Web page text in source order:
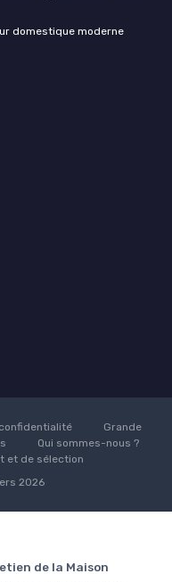
domestique moderne
Grande
Qui sommes-nous ?
et de sélection
2026
de la Maison